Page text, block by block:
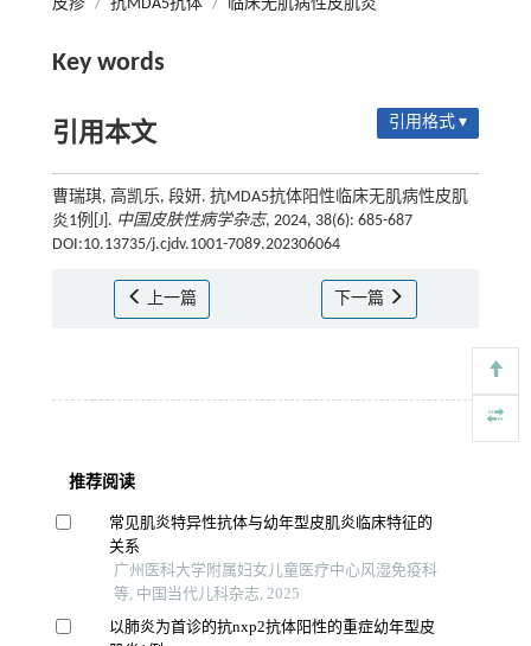
皮疹 / 抗MDA5抗体 / 临床无肌病性皮肌炎
Key words
引用本文 引用格式 ▾
曹瑞琪, 高凯乐, 段妍. 抗MDA5抗体阳性临床无肌病性皮肌
炎1例[J]. 中国皮肤性病学杂志, 2024, 38(6): 685-687
DOI:10.13735/j.cjdv.1001-7089.202306064
上一篇 下一篇